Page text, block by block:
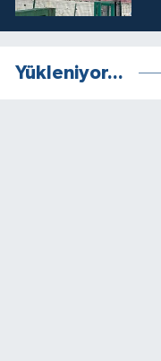
Yükleniyor...